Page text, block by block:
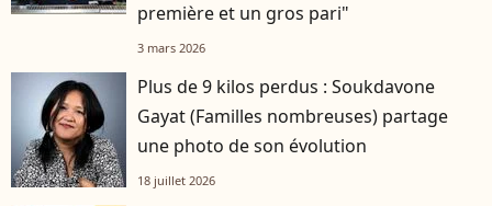
première et un gros pari"
3 mars 2026
Plus de 9 kilos perdus : Soukdavone
Gayat (Familles nombreuses) partage
une photo de son évolution
18 juillet 2026